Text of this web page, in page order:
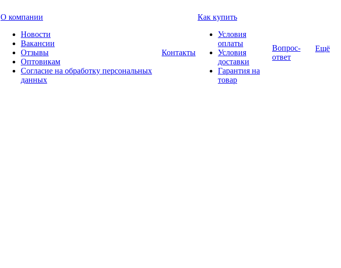
О компании
Новости
Вакансии
Отзывы
Оптовикам
Cогласие на обработку персональных
данных
Контакты
Как купить
Условия
оплаты
Условия
доставки
Гарантия на
товар
Вопрос-
ответ
Ещё